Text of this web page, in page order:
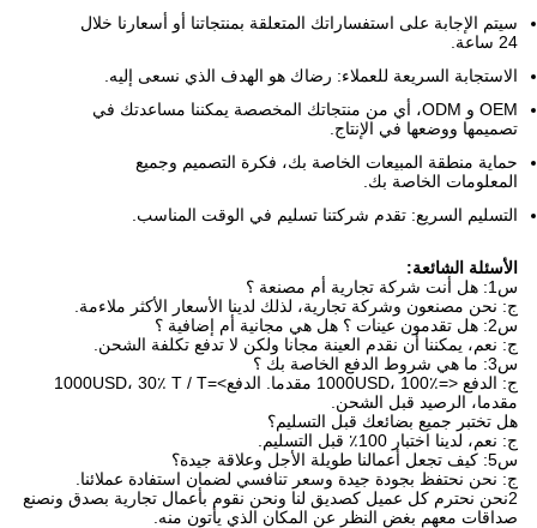
سيتم الإجابة على استفساراتك المتعلقة بمنتجاتنا أو أسعارنا خلال
24 ساعة.
الاستجابة السريعة للعملاء: رضاك هو الهدف الذي نسعى إليه.
OEM و ODM، أي من منتجاتك المخصصة يمكننا مساعدتك في
تصميمها ووضعها في الإنتاج.
حماية منطقة المبيعات الخاصة بك، فكرة التصميم وجميع
المعلومات الخاصة بك.
التسليم السريع: تقدم شركتنا تسليم في الوقت المناسب.
الأسئلة الشائعة:
س1: هل أنت شركة تجارية أم مصنعة ؟
ج: نحن مصنعون وشركة تجارية، لذلك لدينا الأسعار الأكثر ملاءمة.
س2: هل تقدمون عينات ؟ هل هي مجانية أم إضافية ؟
ج: نعم، يمكننا أن نقدم العينة مجانا ولكن لا تدفع تكلفة الشحن.
س3: ما هي شروط الدفع الخاصة بك ؟
ج: الدفع <=1000USD، 100٪ مقدما. الدفع>=1000USD، 30٪ T / T
مقدما، الرصيد قبل الشحن.
هل تختبر جميع بضائعك قبل التسليم؟
ج: نعم، لدينا اختبار 100٪ قبل التسليم.
س5: كيف تجعل أعمالنا طويلة الأجل وعلاقة جيدة؟
ج: نحن نحتفظ بجودة جيدة وسعر تنافسي لضمان استفادة عملائنا.
2نحن نحترم كل عميل كصديق لنا ونحن نقوم بأعمال تجارية بصدق ونصنع
صداقات معهم بغض النظر عن المكان الذي يأتون منه.